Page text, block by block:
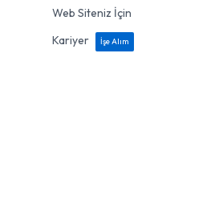
Web Siteniz İçin
Kariyer
İşe Alım